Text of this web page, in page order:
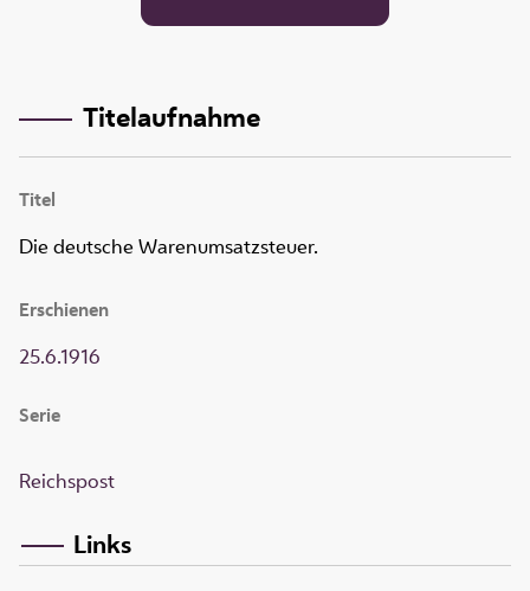
Titelaufnahme
Titel
Die deutsche Warenumsatzsteuer.
Erschienen
25.6.1916
Serie
Reichspost
Links